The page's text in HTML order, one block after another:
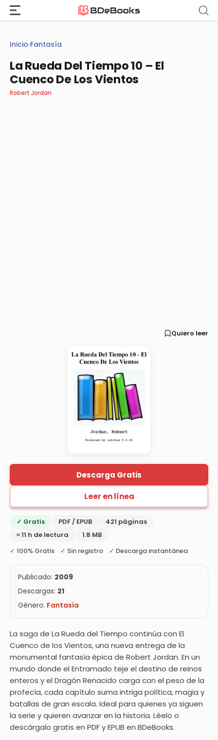
Saltar
contenido
Inicio›Fantasía
La Rueda Del Tiempo 10 – El
Cuenco De Los Vientos
Robert Jordan
Quiero leer
Descarga Gratis
Leer en línea
✓ Gratis PDF / EPUB
421 páginas
≈ 11 h de lectura
1.8 MB
✓ 100% Gratis ✓ Sin registro ✓ Descarga instantánea
Publicado: 2009
Descargas: 21
Género: Fantasía
La saga de La Rueda del Tiempo continúa con El
Cuenco de los Vientos, una nueva entrega de la
monumental fantasía épica de Robert Jordan. En un
mundo donde el Entramado teje el destino de reinos
enteros y el Dragón Renacido carga con el peso de la
profecía, cada capítulo suma intriga política, magia y
batallas de gran escala. Ideal para quienes ya siguen
la serie y quieren avanzar en la historia. Léelo o
descárgalo gratis en PDF y EPUB en BDeBooks.